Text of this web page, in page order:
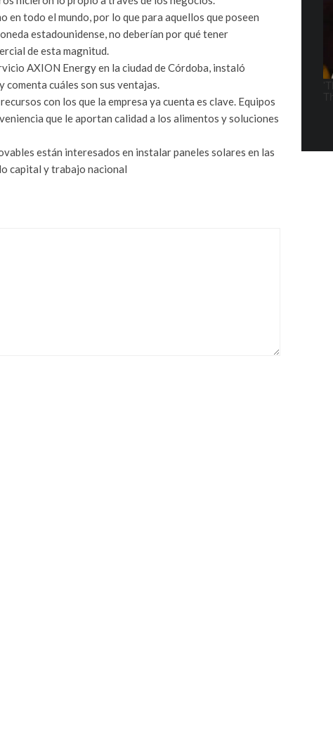
en todo el mundo, por lo que para aquellos que poseen
estadounidense, no deberían por qué tener
de esta magnitud.
AXION Energy en la ciudad de Córdoba, instaló
comenta cuáles son sus ventajas.
con los que la empresa ya cuenta es clave. Equipos
que le aportan calidad a los alimentos y soluciones
están interesados en instalar paneles solares en las
capital y trabajo nacional